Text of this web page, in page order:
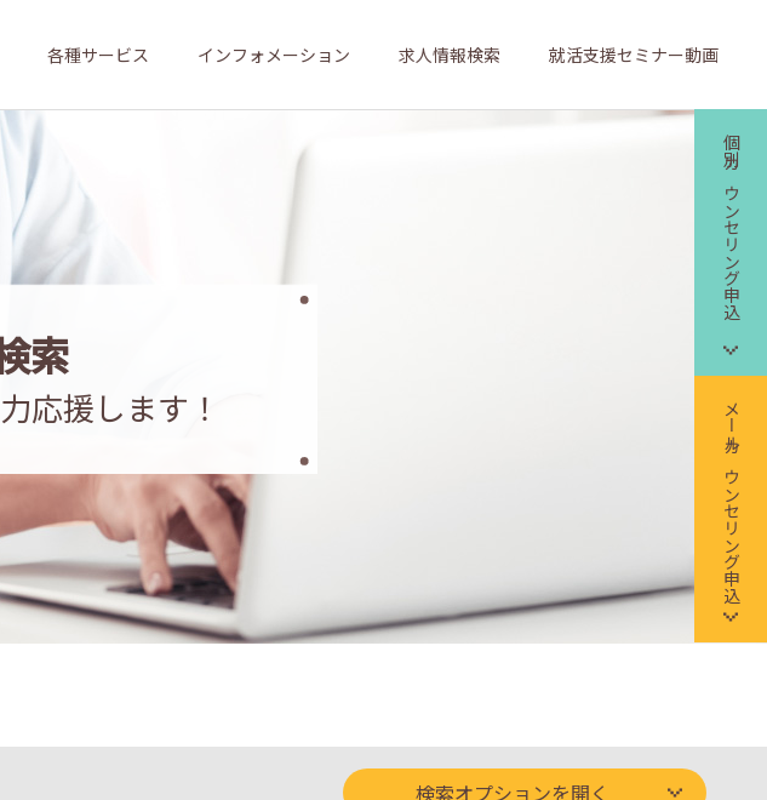
各種サービス インフォメーション 求人情報検索 就活支援セミナー動画
個別カウンセリング申込
メールカウンセリング申込
索
応援します！
検索オプションを開く